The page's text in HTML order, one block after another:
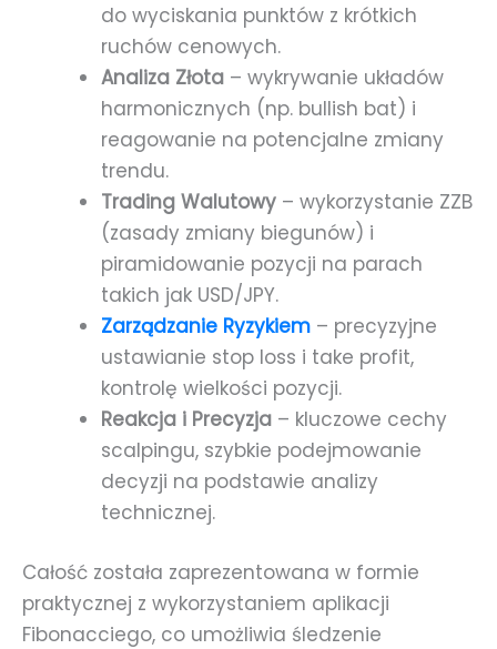
do wyciskania punktów z krótkich
ruchów cenowych.
Analiza Złota – wykrywanie układów
harmonicznych (np. bullish bat) i
reagowanie na potencjalne zmiany
trendu.
Trading Walutowy – wykorzystanie ZZB
(zasady zmiany biegunów) i
piramidowanie pozycji na parach
takich jak USD/JPY.
Zarządzanie Ryzykiem – precyzyjne
ustawianie stop loss i take profit,
kontrolę wielkości pozycji.
Reakcja i Precyzja – kluczowe cechy
scalpingu, szybkie podejmowanie
decyzji na podstawie analizy
technicznej.
Całość została zaprezentowana w formie
praktycznej z wykorzystaniem aplikacji
Fibonacciego, co umożliwia śledzenie